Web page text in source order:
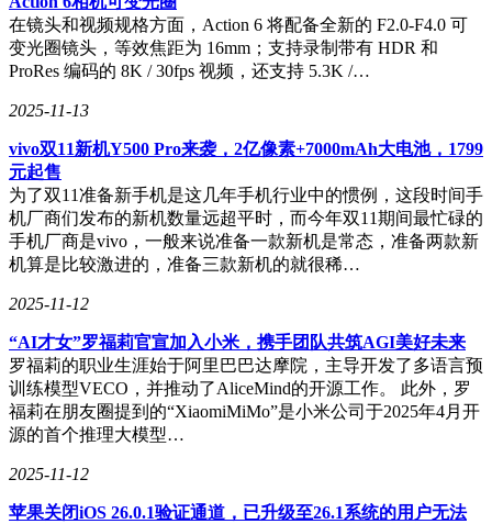
在镜头和视频规格方面，Action 6 将配备全新的 F2.0-F4.0 可
变光圈镜头，等效焦距为 16mm；支持录制带有 HDR 和
ProRes 编码的 8K / 30fps 视频，还支持 5.3K /…
2025-11-13
vivo双11新机Y500 Pro来袭，2亿像素+7000mAh大电池，1799
元起售
为了双11准备新手机是这几年手机行业中的惯例，这段时间手
机厂商们发布的新机数量远超平时，而今年双11期间最忙碌的
手机厂商是vivo，一般来说准备一款新机是常态，准备两款新
机算是比较激进的，准备三款新机的就很稀…
2025-11-12
“AI才女”罗福莉官宣加入小米，携手团队共筑AGI美好未来
罗福莉的职业生涯始于阿里巴巴达摩院，主导开发了多语言预
训练模型VECO，并推动了AliceMind的开源工作。 此外，罗
福莉在朋友圈提到的“XiaomiMiMo”是小米公司于2025年4月开
源的首个推理大模型…
2025-11-12
苹果关闭iOS 26.0.1验证通道，已升级至26.1系统的用户无法